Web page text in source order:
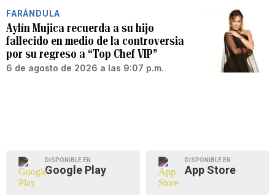
FARÁNDULA
Aylín Mujica recuerda a su hijo
fallecido en medio de la controversia
por su regreso a “Top Chef VIP”
6 de agosto de 2026 a las 9:07 p.m.
DISPONIBLE EN
Google Play
DISPONIBLE EN
App Store